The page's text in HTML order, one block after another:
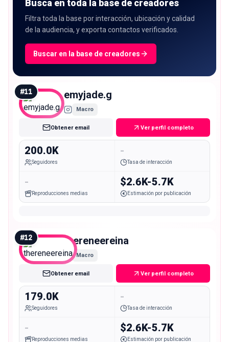
Busca en toda la base de creadores
Filtra toda la base por interacción, ubicación y calidad
de la audiencia, y exporta contactos verificados.
Buscar en la base de creadores
#11 emyjade.g
Macro
Obtener email Ver perfil completo
200.0K
Seguidores
-
Tasa de interacción
-
Reproducciones medias
$2.6K-5.7K
Estimación por publicación
#12 thereneereina
Macro
Obtener email Ver perfil completo
179.0K
Seguidores
-
Tasa de interacción
-
Reproducciones medias
$2.6K-5.7K
Estimación por publicación